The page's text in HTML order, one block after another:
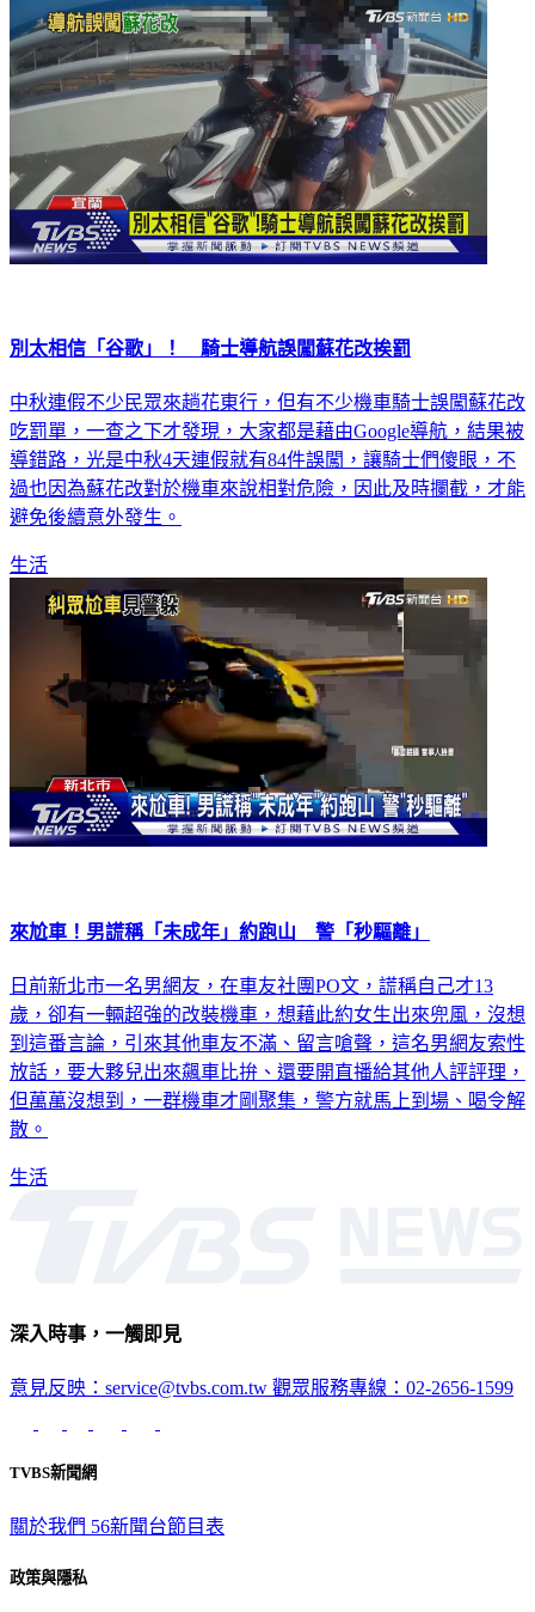
別太相信「谷歌」！ 騎士導航誤闖蘇花改挨罰
中秋連假不少民眾來趟花東行，但有不少機車騎士誤闖蘇花改
吃罰單，一查之下才發現，大家都是藉由Google導航，結果被
導錯路，光是中秋4天連假就有84件誤闖，讓騎士們傻眼，不
過也因為蘇花改對於機車來說相對危險，因此及時攔截，才能
避免後續意外發生。
生活
來尬車！男謊稱「未成年」約跑山 警「秒驅離」
日前新北市一名男網友，在車友社團PO文，謊稱自己才13
歲，卻有一輛超強的改裝機車，想藉此約女生出來兜風，沒想
到這番言論，引來其他車友不滿、留言嗆聲，這名男網友索性
放話，要大夥兒出來飆車比拚、還要開直播給其他人評評理，
但萬萬沒想到，一群機車才剛聚集，警方就馬上到場、喝令解
散。
生活
深入時事，一觸即見
意見反映：service@tvbs.com.tw 觀眾服務專線：02-2656-1599
TVBS新聞網
關於我們 56新聞台節目表
政策與隱私